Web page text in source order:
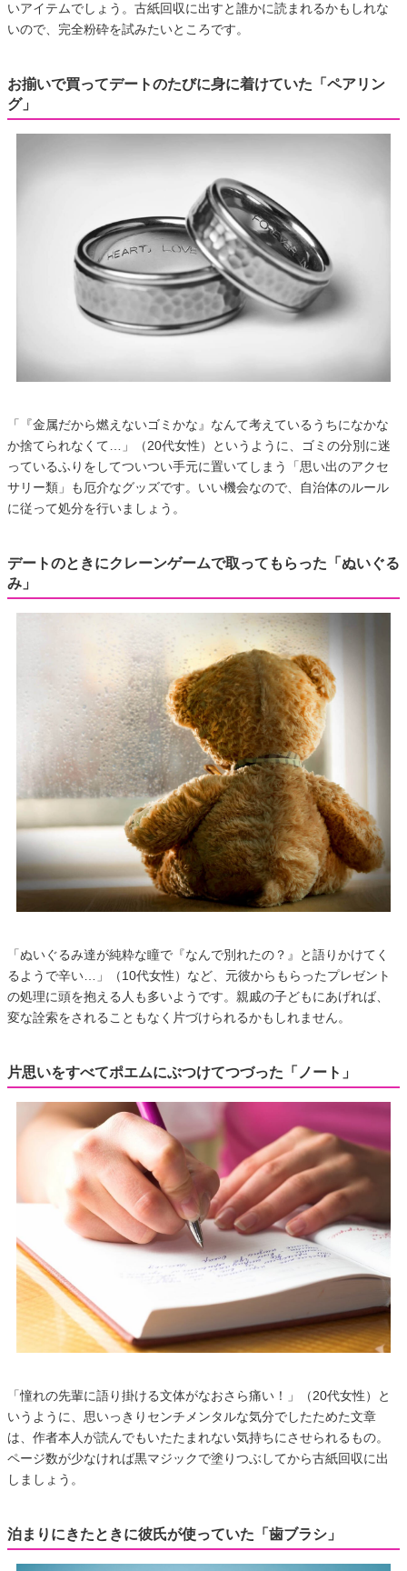
いアイテムでしょう。古紙回収に出すと誰かに読まれるかもしれな
いので、完全粉砕を試みたいところです。
お揃いで買ってデートのたびに身に着けていた「ペアリン
グ」
「『金属だから燃えないゴミかな』なんて考えているうちになかな
か捨てられなくて…」（20代女性）というように、ゴミの分別に迷
っているふりをしてついつい手元に置いてしまう「思い出のアクセ
サリー類」も厄介なグッズです。いい機会なので、自治体のルール
に従って処分を行いましょう。
デートのときにクレーンゲームで取ってもらった「ぬいぐる
み」
「ぬいぐるみ達が純粋な瞳で『なんで別れたの？』と語りかけてく
るようで辛い…」（10代女性）など、元彼からもらったプレゼント
の処理に頭を抱える人も多いようです。親戚の子どもにあげれば、
変な詮索をされることもなく片づけられるかもしれません。
片思いをすべてポエムにぶつけてつづった「ノート」
「憧れの先輩に語り掛ける文体がなおさら痛い！」（20代女性）と
いうように、思いっきりセンチメンタルな気分でしたためた文章
は、作者本人が読んでもいたたまれない気持ちにさせられるもの。
ページ数が少なければ黒マジックで塗りつぶしてから古紙回収に出
しましょう。
泊まりにきたときに彼氏が使っていた「歯ブラシ」